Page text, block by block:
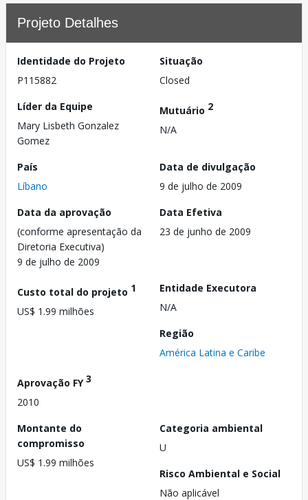
Projeto Detalhes
Identidade do Projeto
P115882
Situação
Closed
Líder da Equipe
Mary Lisbeth Gonzalez
Gomez
Mutuário 2
N/A
País
Líbano
Data de divulgação
9 de julho de 2009
Data da aprovação
(conforme apresentação da
Diretoria Executiva)
9 de julho de 2009
Data Efetiva
23 de junho de 2009
Custo total do projeto 1
US$ 1.99 milhões
Entidade Executora
N/A
Região
América Latina e Caribe
Aprovação FY3
2010
Montante do
compromisso
US$ 1.99 milhões
Categoria ambiental
U
Risco Ambiental e Social
Não aplicável